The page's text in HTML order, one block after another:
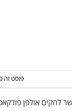
פוסט זה
להקים אולפן